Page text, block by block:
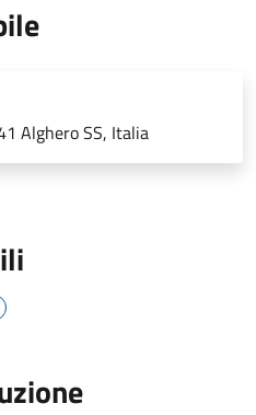
Alghero SS, Italia